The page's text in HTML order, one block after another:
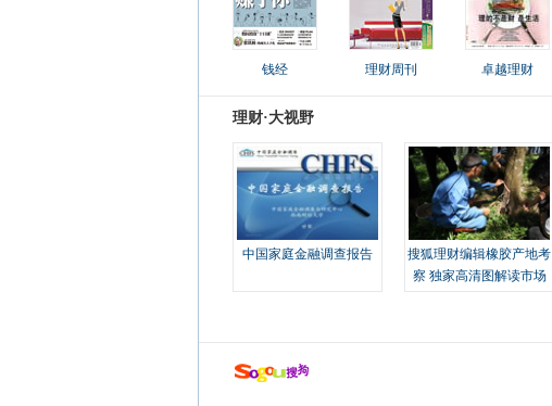
钱经 理财周刊 卓越理财
理财·大视野
中国家庭金融调查报告
搜狐理财编辑橡胶产地考
察 独家高清图解读市场